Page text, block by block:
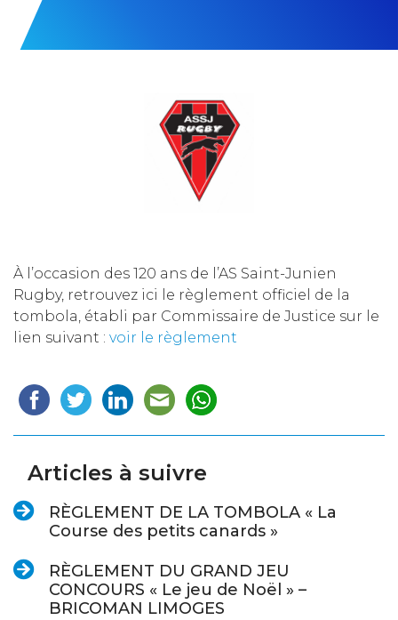
À l’occasion des 120 ans de l’AS Saint-Junien
Rugby, retrouvez ici le règlement officiel de la
tombola, établi par Commissaire de Justice sur le
lien suivant : voir le règlement
Articles à suivre
RÈGLEMENT DE LA TOMBOLA « La
Course des petits canards »
RÈGLEMENT DU GRAND JEU
CONCOURS « Le jeu de Noël » –
BRICOMAN LIMOGES